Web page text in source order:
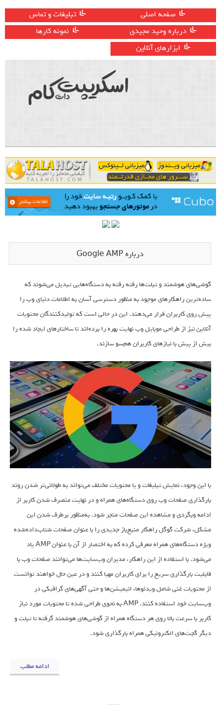
صفحه اصلی
تبلیغات و تماس
درباره وحید مجیدی
نمونه کارها
ابزارهای آنلاین
درباره Google AMP
گوشی‌های هوشمند و تبلت‌ها رفته رفته به دستگاه‌هایی تبدیل می‌شوند که
ساده‌ترین راهکارهای موجود به منظور دسترسی آسان به اطلاعات دنیای وب را
پیش روی کاربران قرار می‌دهند. این در حالی است که تولیدکنندگان محتویات
آنلاین نیز از طراحی موبایل وب نهایت بهره را برده‌اند تا ساختارهای ایجاد شده را
بیش از پیش با نیازهای کاربران هم‌سو سازند.
با این وجود، نمایش تبلیغات و یا محتویات مختلف می‌تواند به طولانی‌تر شدن روند
بارگذاری صفحات وب روی دستگاه‌های همراه و در نهایت منصرف شدن کاربر از
ادامه وبگردی و مشاهده این صفحات منجر شود. به‌منظور برطرف شدن این
مشکل، شرکت گوگل راهکار منبع‌باز جدیدی را با عنوان صفحات شتاب‌داده‌شده
ویژه دستگاه‌های همراه معرفی کرده که به اختصار از آن با عنوان AMP یاد
می‌شود. با استفاده از این راهکار، مدیران وب‌سایت‌ها می‌توانند صفحات وب با
قابلیت بارگذاری سریع را برای کاربران مهیا کنند و در عین حال خواهند توانست
از محتویات غنی شامل ویدئوها، انیمیشن‌ها و حتی آگهی‌های گرافیکی در
وب‌سایت خود استفاده کنند. AMP به نحوی طراحی شده تا محتویات مورد نیاز
کاربر با سرعت بالا روی هر دستگاه همراه از گوشی‌های هوشمند گرفته تا تبلت‌ و
دیگر گجت‌های الکترونیکی همراه بارگذاری شود.
ادامه مطلب